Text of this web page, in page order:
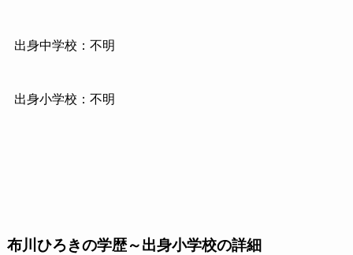
出身中学校：不明
出身小学校：不明
布川ひろきの学歴～出身小学校の詳細